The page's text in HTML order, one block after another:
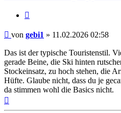
Beitrag
von gebi1 » 11.02.2026 02:58
Das ist der typische Touristenstil.
gerade Beine, die Ski hinten
Stockeinsatz, zu hoch stehen, die
Hüfte. Glaube nicht, dass du je
da stimmen wohl die Basics nicht.
oben